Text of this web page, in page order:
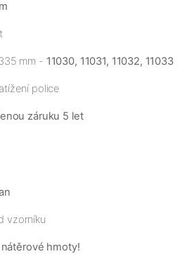
mm - 11030, 11031, 11032, 11033
police
záruku 5 let
vzorníku
hmoty!